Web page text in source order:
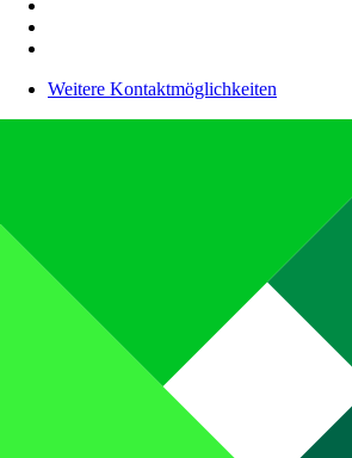
Weitere Kontaktmöglichkeiten